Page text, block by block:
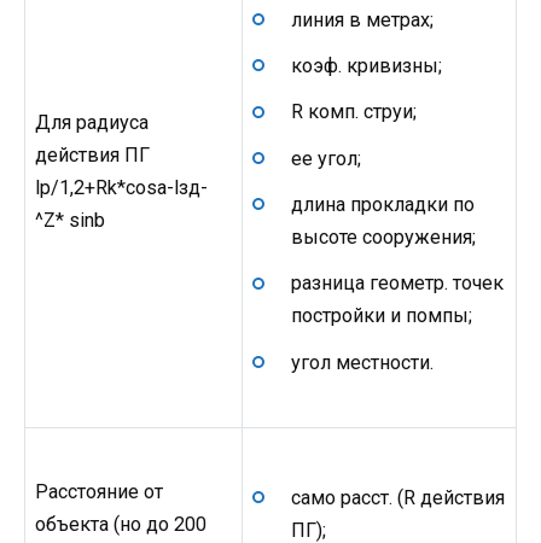
Для радиуса
действия ПГ
lp/1,2+Rk*cosа-lзд-
^Z* sinb
линия в метрах;
коэф. кривизны;
R комп. струи;
ее угол;
длина прокладки по
высоте сооружения;
разница геометр. точек
постройки и помпы;
угол местности.
Расстояние от
объекта (но до 200
само расст. (R действия
ПГ);